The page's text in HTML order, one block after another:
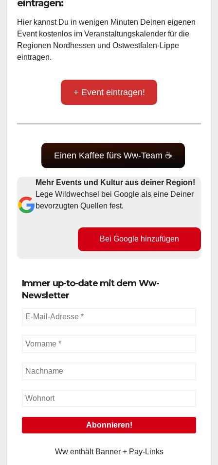
eintragen:
Hier kannst Du in wenigen Minuten Deinen eigenen
Event kostenlos im Veranstaltungskalender für die
Regionen Nordhessen und Ostwestfalen-Lippe
eintragen.
+ Event eintragen!
Einen Kaffee fürs Ww-Team ☕
Mehr Events und Kultur aus deiner Region!
Lege Wildwechsel bei Google als eine Deiner
bevorzugten Quellen fest.
Bei Google hinzufügen
Immer up-to-date mit dem Ww-
Newsletter
Ww enthält Banner + Pay-Links